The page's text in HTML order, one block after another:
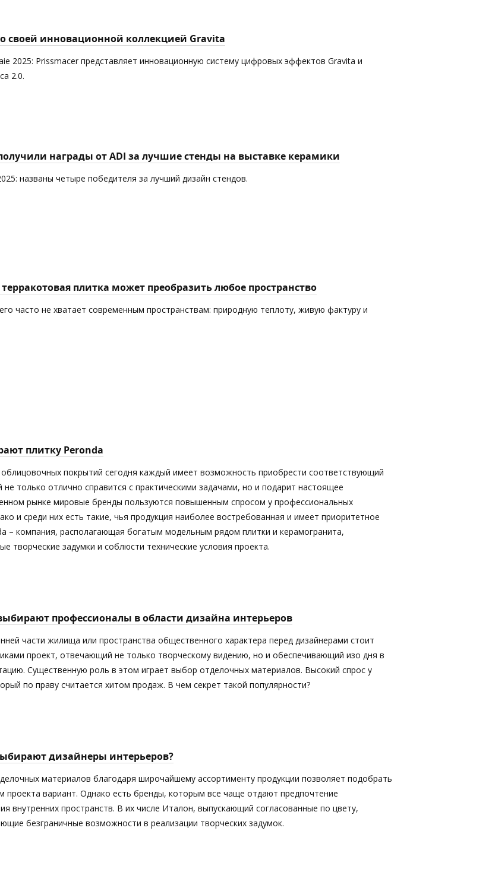
своей инновационной коллекцией Gravita
2025: Prissmacer представляет инновационную систему цифровых эффектов Gravita и
2.0.
награды от ADI за лучшие стенды на выставке керамики
названы четыре победителя за лучший дизайн стендов.
плитка может преобразить любое пространство
часто не хватает современным пространствам: природную теплоту, живую фактуру и
плитку Peronda
покрытий сегодня каждый имеет возможность приобрести соответствующий
только отлично справится с практическими задачами, но и подарит настоящее
рынке мировые бренды пользуются повышенным спросом у профессиональных
и среди них есть такие, чья продукция наиболее востребованная и имеет приоритетное
– компания, располагающая богатым модельным рядом плитки и керамогранита,
творческие задумки и соблюсти технические условия проекта.
профессионалы в области дизайна интерьеров
части жилища или пространства общественного характера перед дизайнерами стоит
проект, отвечающий не только творческому видению, но и обеспечивающий изо дня в
Существенную роль в этом играет выбор отделочных материалов. Высокий спрос у
по праву считается хитом продаж. В чем секрет такой популярности?
дизайнеры интерьеров?
материалов благодаря широчайшему ассортименту продукции позволяет подобрать
проекта вариант. Однако есть бренды, которым все чаще отдают предпочтение
внутренних пространств. В их числе Италон, выпускающий согласованные по цвету,
безграничные возможности в реализации творческих задумок.